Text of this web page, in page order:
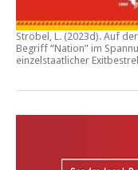
Ströbel, L. (2023d). Auf
Begriff “Nation” im
einzelstaatlicher